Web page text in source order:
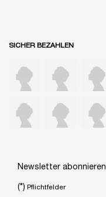
SICHER BEZAHLEN
Newsletter abonnieren
(*) Pflichtfelder